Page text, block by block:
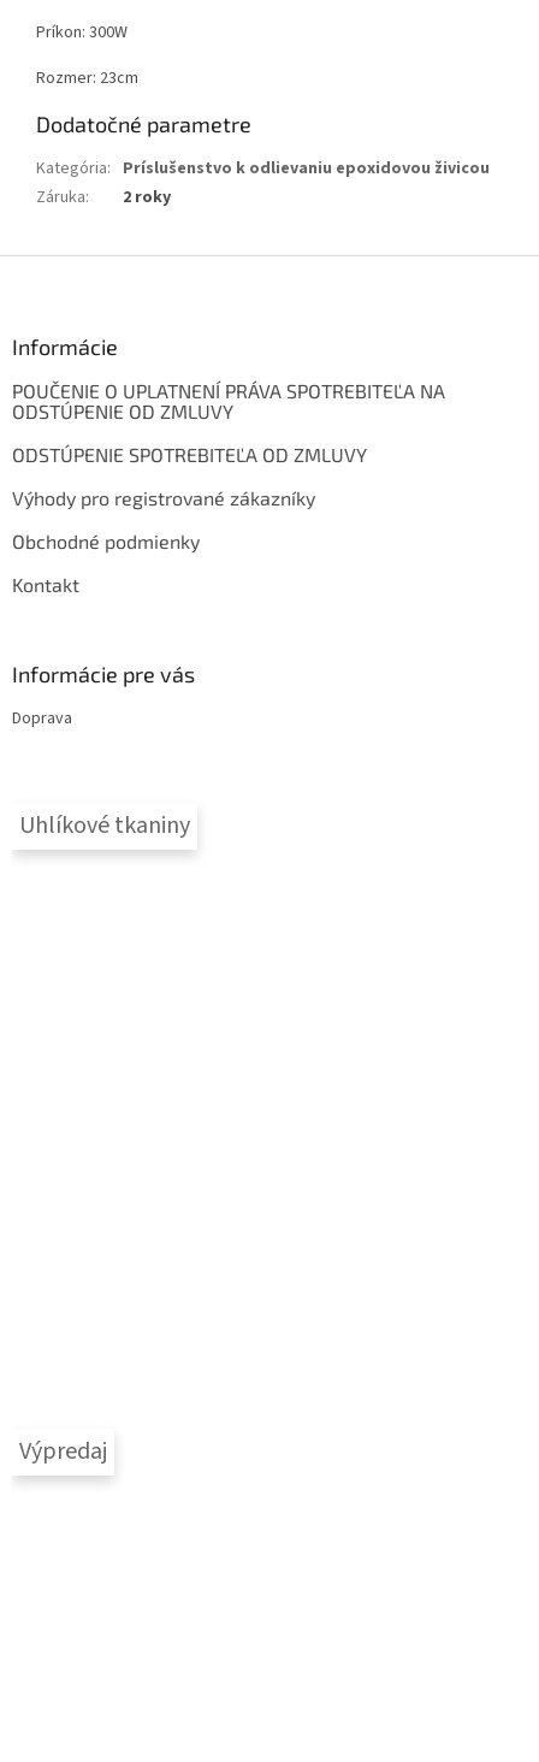
Príkon: 300W
Rozmer: 23cm
Dodatočné parametre
Kategória: Príslušenstvo k odlievaniu epoxidovou živicou
Záruka: 2 roky
Informácie
POUČENIE O UPLATNENÍ PRÁVA SPOTREBITEĽA NA
ODSTÚPENIE OD ZMLUVY
ODSTÚPENIE SPOTREBITEĽA OD ZMLUVY
Výhody pro registrované zákazníky
Obchodné podmienky
Kontakt
Informácie pre vás
Doprava
Uhlíkové tkaniny
Výpredaj